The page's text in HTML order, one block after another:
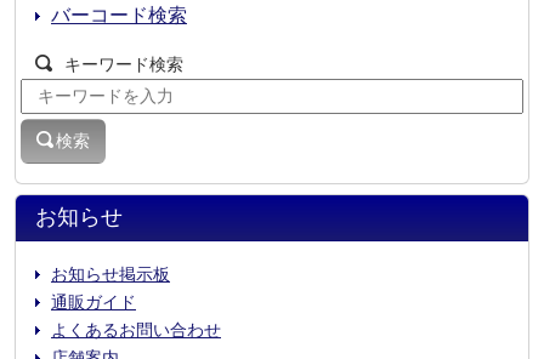
お知らせ
お知らせ掲示板
通販ガイド
よくあるお問い合わせ
バーコード検索
キーワード検索
検索